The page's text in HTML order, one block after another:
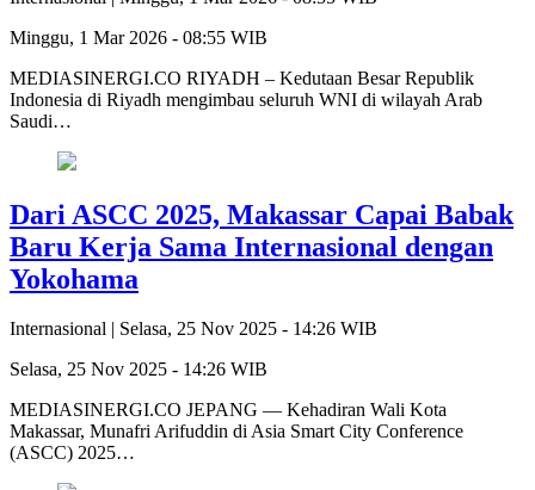
Minggu, 1 Mar 2026 - 08:55 WIB
MEDIASINERGI.CO RIYADH – Kedutaan Besar Republik
Indonesia di Riyadh mengimbau seluruh WNI di wilayah Arab
Saudi…
Dari ASCC 2025, Makassar Capai Babak
Baru Kerja Sama Internasional dengan
Yokohama
Internasional | Selasa, 25 Nov 2025 - 14:26 WIB
Selasa, 25 Nov 2025 - 14:26 WIB
MEDIASINERGI.CO JEPANG — Kehadiran Wali Kota
Makassar, Munafri Arifuddin di Asia Smart City Conference
(ASCC) 2025…